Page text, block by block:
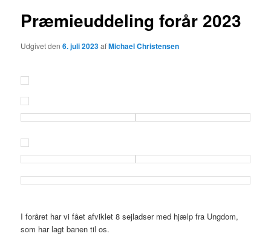
Præmieuddeling forår 2023
Udgivet den6. juli 2023afMichael Christensen
I foråret har vi fået afviklet 8 sejladser med hjælp fra Ungdom,
som har lagt banen til os.